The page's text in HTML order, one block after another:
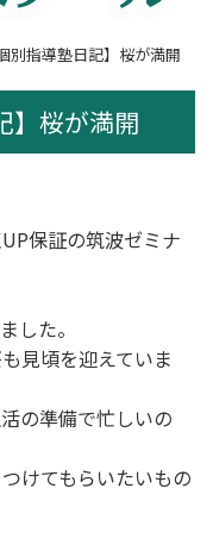
別指導塾日記】桜が満開
】桜が満開
保証の筑波ゼミナ
した。
見頃を迎えていま
の準備で忙しいの
けてもらいたいもの